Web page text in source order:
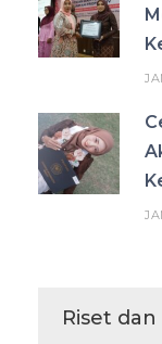
Riset dan